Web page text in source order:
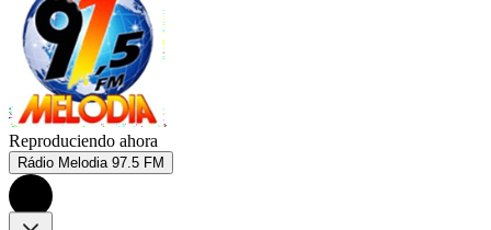
Reproduciendo ahora
Rádio Melodia 97.5 FM